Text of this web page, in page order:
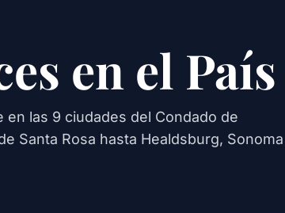
en el
las 9 ciudades del Condado de
Santa Rosa hasta Healdsburg, Sonoma